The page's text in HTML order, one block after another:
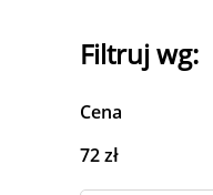
Filtruj wg:
Cena
72 zł